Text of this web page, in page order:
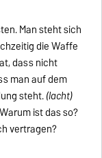
Man steht sich
die Waffe
dass nicht
man auf dem
steht.(lacht)
ist das so?
vertragen?